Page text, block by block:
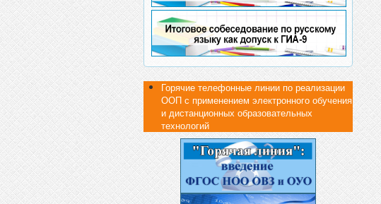
Горячие телефонные линии по реализации
ООП с применением электронного обучения
и дистанционных образовательных
технологий